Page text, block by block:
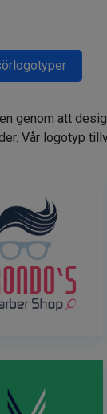
genom att
Vår logotyp